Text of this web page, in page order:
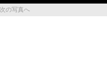
の写真へ